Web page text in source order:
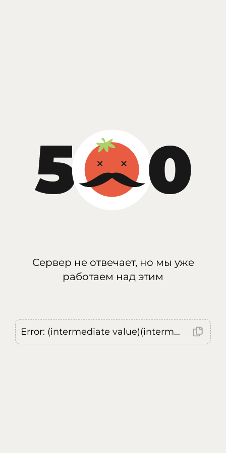
Сервер не отвечает, но мы уже
работаем над этим
Error: (intermediate value)(intermediate value)(intermediate value).replaceAll is not a function